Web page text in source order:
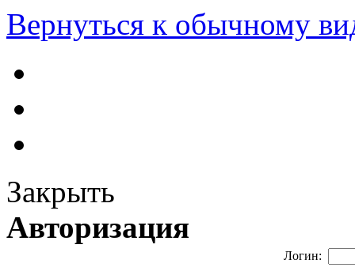
Вернуться к обычному
Закрыть
Авторизация
Логин: